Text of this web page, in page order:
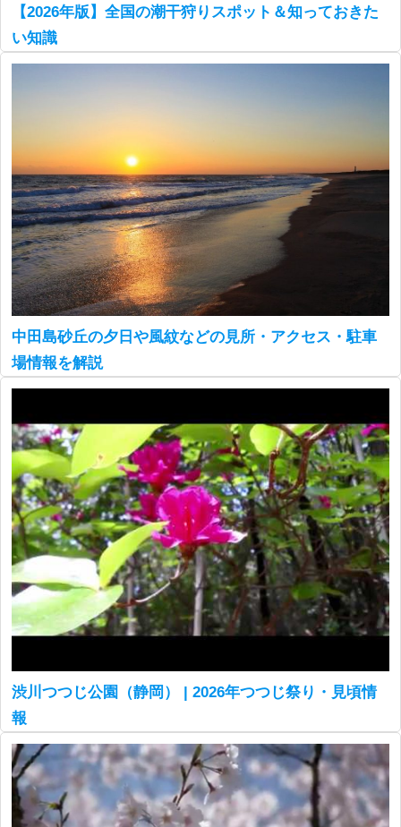
【2026年版】全国の潮干狩りスポット＆知っておきた
い知識
中田島砂丘の夕日や風紋などの見所・アクセス・駐車
場情報を解説
渋川つつじ公園（静岡） | 2026年つつじ祭り・見頃情
報